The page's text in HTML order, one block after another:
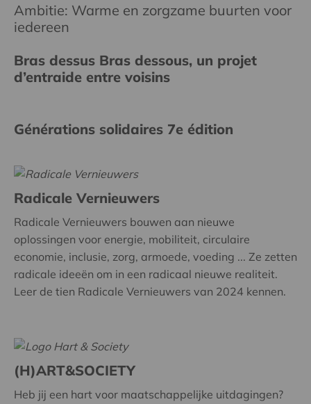
Ambitie: Warme en zorgzame buurten voor
iedereen
Bras dessus Bras dessous, un projet
d’entraide entre voisins
Générations solidaires 7e édition
Radicale Vernieuwers
Radicale Vernieuwers bouwen aan nieuwe
oplossingen voor energie, mobiliteit, circulaire
economie, inclusie, zorg, armoede, voeding ... Ze zetten
radicale ideeën om in een radicaal nieuwe realiteit.
Leer de tien Radicale Vernieuwers van 2024 kennen.
(H)ART&SOCIETY
Heb jij een hart voor maatschappelijke uitdagingen?